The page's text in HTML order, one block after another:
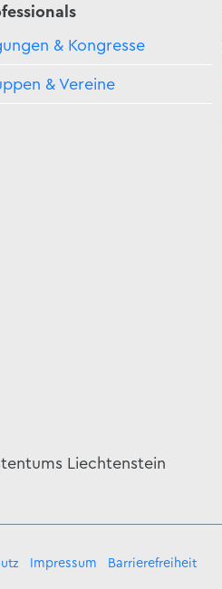
& Kongresse
& Vereine
Liechtenstein
Impressum Barrierefreiheit